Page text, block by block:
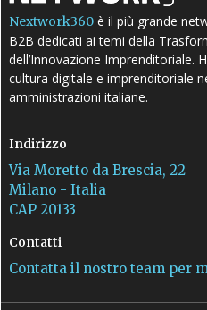
Nextwork360 è il più grande
B2B dedicati ai temi della
dell’Innovazione Imprenditoriale.
cultura digitale e imprenditoriale
amministrazioni italiane.
Indirizzo
Via Moretto da Brescia, 22
Milano - Italia
CAP 20133
Contatti
Contatta il nostro team per